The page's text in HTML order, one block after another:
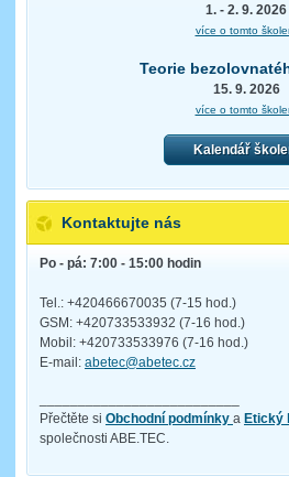
1. - 2. 9. 2026
více o tomto
Teorie
15. 9. 2026
více o tomto
Kalendář
Kontaktujte nás
Po - pá: 7:00 - 15:00 hodin
Tel.: +420466670035 (7-15 hod.)
GSM: +420733533932 (7-16 hod.)
Mobil: +420733533976 (7-16 hod.)
E-mail: abetec@abetec.cz
Přečtěte si Obchodní podmínky a Etický
společnosti ABE.TEC.